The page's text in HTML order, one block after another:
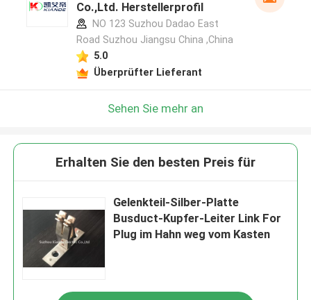
Co.,Ltd. Herstellerprofil
NO 123 Suzhou Dadao East
Road Suzhou Jiangsu China ,China
5.0
Überprüfter Lieferant
Sehen Sie mehr an
Erhalten Sie den besten Preis für
Gelenkteil-Silber-Platte
Busduct-Kupfer-Leiter Link For
Plug im Hahn weg vom Kasten